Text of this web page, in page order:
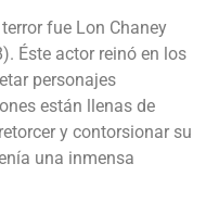
fue Lon Chaney
Éste actor reinó en los
personajes
están llenas de
y contorsionar su
una inmensa